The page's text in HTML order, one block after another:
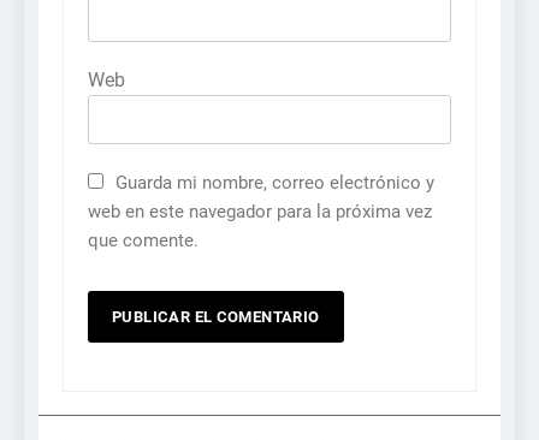
Web
Guarda mi nombre, correo electrónico y
web en este navegador para la próxima vez
que comente.